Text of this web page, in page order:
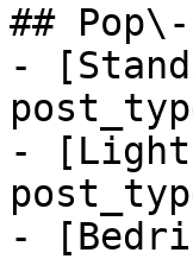
##
-
- [Light
-